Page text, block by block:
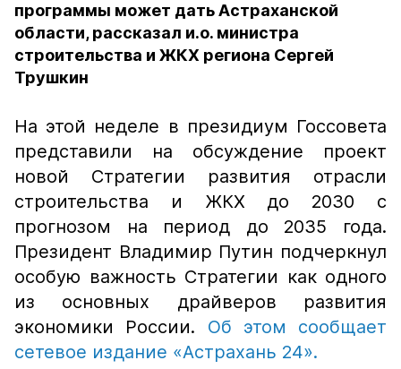
программы может дать Астраханской
области, рассказал и.о. министра
строительства и ЖКХ региона Сергей
Трушкин
На этой неделе в президиум Госсовета
представили на обсуждение проект
новой Стратегии развития отрасли
строительства и ЖКХ до 2030 с
прогнозом на период до 2035 года.
Президент Владимир Путин подчеркнул
особую важность Стратегии как одного
из основных драйверов развития
экономики России. Об этом сообщает
сетевое издание «Астрахань 24».